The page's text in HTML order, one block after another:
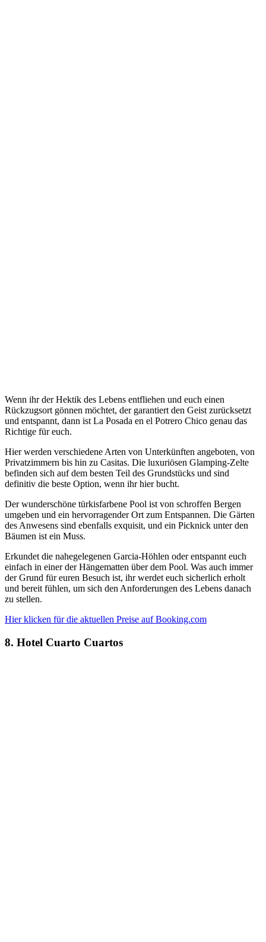
Wenn ihr der Hektik des Lebens entfliehen und euch einen
Rückzugsort gönnen möchtet, der garantiert den Geist zurücksetzt
und entspannt, dann ist La Posada en el Potrero Chico genau das
Richtige für euch.
Hier werden verschiedene Arten von Unterkünften angeboten, von
Privatzimmern bis hin zu Casitas. Die luxuriösen Glamping-Zelte
befinden sich auf dem besten Teil des Grundstücks und sind
definitiv die beste Option, wenn ihr hier bucht.
Der wunderschöne türkisfarbene Pool ist von schroffen Bergen
umgeben und ein hervorragender Ort zum Entspannen. Die Gärten
des Anwesens sind ebenfalls exquisit, und ein Picknick unter den
Bäumen ist ein Muss.
Erkundet die nahegelegenen Garcia-Höhlen oder entspannt euch
einfach in einer der Hängematten über dem Pool. Was auch immer
der Grund für euren Besuch ist, ihr werdet euch sicherlich erholt
und bereit fühlen, um sich den Anforderungen des Lebens danach
zu stellen.
Hier klicken für die aktuellen Preise auf Booking.com
8. Hotel Cuarto Cuartos